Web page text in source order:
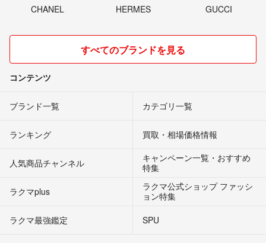
CHANEL HERMES GUCCI
すべてのブランドを見る
コンテンツ
ブランド一覧 カテゴリ一覧
ランキング 買取・相場価格情報
人気商品チャンネル
キャンペーン一覧・おすすめ
特集
ラクマplus
ラクマ公式ショップ ファッシ
ョン特集
ラクマ最強鑑定
SPU